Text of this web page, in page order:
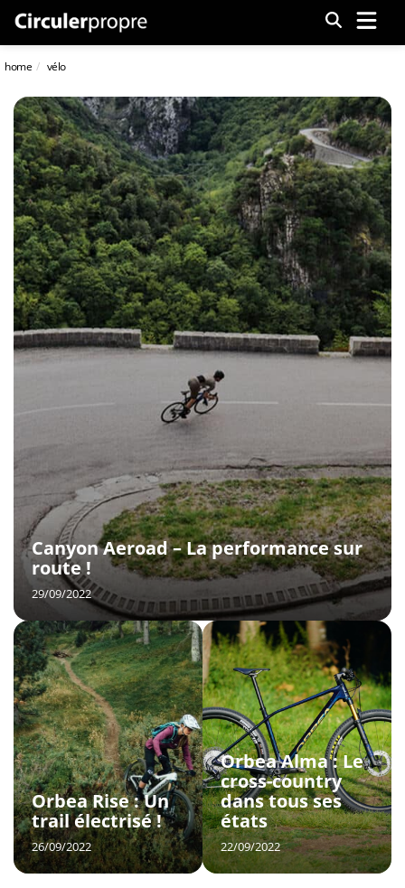
Menu
home vélo
Canyon Aeroad – La performance sur
route !
29/09/2022
Orbea Rise : Un
trail électrisé !
26/09/2022
Orbea Alma : Le
cross-country
dans tous ses
états
22/09/2022